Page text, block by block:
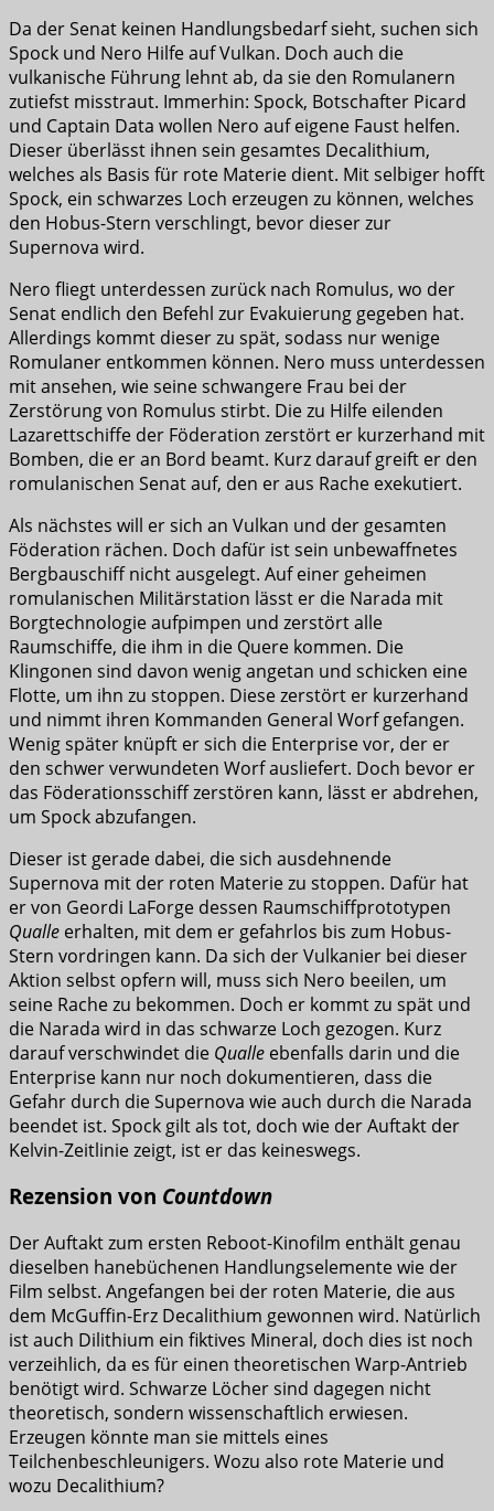
Da der Senat keinen Handlungsbedarf sieht, suchen sich
Spock und Nero Hilfe auf Vulkan. Doch auch die
vulkanische Führung lehnt ab, da sie den Romulanern
zutiefst misstraut. Immerhin: Spock, Botschafter Picard
und Captain Data wollen Nero auf eigene Faust helfen.
Dieser überlässt ihnen sein gesamtes Decalithium,
welches als Basis für rote Materie dient. Mit selbiger hofft
Spock, ein schwarzes Loch erzeugen zu können, welches
den Hobus-Stern verschlingt, bevor dieser zur
Supernova wird.
Nero fliegt unterdessen zurück nach Romulus, wo der
Senat endlich den Befehl zur Evakuierung gegeben hat.
Allerdings kommt dieser zu spät, sodass nur wenige
Romulaner entkommen können. Nero muss unterdessen
mit ansehen, wie seine schwangere Frau bei der
Zerstörung von Romulus stirbt. Die zu Hilfe eilenden
Lazarettschiffe der Föderation zerstört er kurzerhand mit
Bomben, die er an Bord beamt. Kurz darauf greift er den
romulanischen Senat auf, den er aus Rache exekutiert.
Als nächstes will er sich an Vulkan und der gesamten
Föderation rächen. Doch dafür ist sein unbewaffnetes
Bergbauschiff nicht ausgelegt. Auf einer geheimen
romulanischen Militärstation lässt er die Narada mit
Borgtechnologie aufpimpen und zerstört alle
Raumschiffe, die ihm in die Quere kommen. Die
Klingonen sind davon wenig angetan und schicken eine
Flotte, um ihn zu stoppen. Diese zerstört er kurzerhand
und nimmt ihren Kommanden General Worf gefangen.
Wenig später knüpft er sich die Enterprise vor, der er
den schwer verwundeten Worf ausliefert. Doch bevor er
das Föderationsschiff zerstören kann, lässt er abdrehen,
um Spock abzufangen.
Dieser ist gerade dabei, die sich ausdehnende
Supernova mit der roten Materie zu stoppen. Dafür hat
er von Geordi LaForge dessen Raumschiffprototypen
Qualle erhalten, mit dem er gefahrlos bis zum Hobus-
Stern vordringen kann. Da sich der Vulkanier bei dieser
Aktion selbst opfern will, muss sich Nero beeilen, um
seine Rache zu bekommen. Doch er kommt zu spät und
die Narada wird in das schwarze Loch gezogen. Kurz
darauf verschwindet die Qualle ebenfalls darin und die
Enterprise kann nur noch dokumentieren, dass die
Gefahr durch die Supernova wie auch durch die Narada
beendet ist. Spock gilt als tot, doch wie der Auftakt der
Kelvin-Zeitlinie zeigt, ist er das keineswegs.
Rezension von Countdown
Der Auftakt zum ersten Reboot-Kinofilm enthält genau
dieselben hanebüchenen Handlungselemente wie der
Film selbst. Angefangen bei der roten Materie, die aus
dem McGuffin-Erz Decalithium gewonnen wird. Natürlich
ist auch Dilithium ein fiktives Mineral, doch dies ist noch
verzeihlich, da es für einen theoretischen Warp-Antrieb
benötigt wird. Schwarze Löcher sind dagegen nicht
theoretisch, sondern wissenschaftlich erwiesen.
Erzeugen könnte man sie mittels eines
Teilchenbeschleunigers. Wozu also rote Materie und
wozu Decalithium?